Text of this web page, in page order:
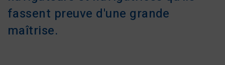
fassent preuve d'une grande
maîtrise.